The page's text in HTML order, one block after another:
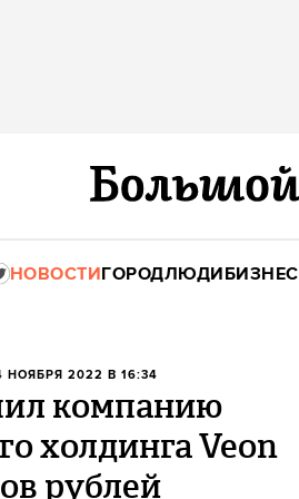
НОВОСТИГОРОДЛЮДИБИЗНЕС
НОЯБРЯ 2022 В 16:34
компанию
холдинга Veon
рублей